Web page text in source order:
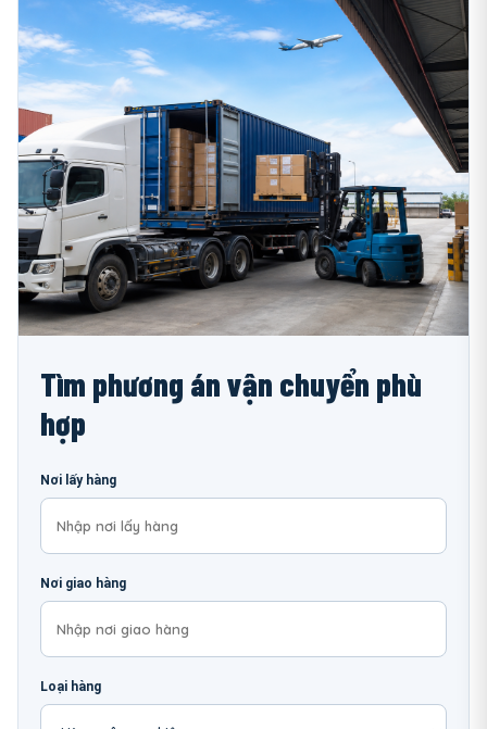
Tìm phương án vận chuyển phù
hợp
Nơi lấy hàng
Nơi giao hàng
Loại hàng